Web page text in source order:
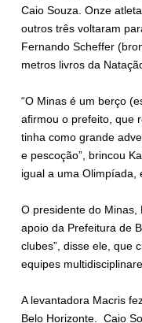
Caio Souza. Onze
outros três voltaram
Fernando Scheffer
metros livros da
“O Minas é um berço
afirmou o prefeito, que
tinha como grande
e pescoção”, brincou
igual a uma Olimpíada,
O presidente do Minas,
apoio da Prefeitura de
clubes”, disse ele, que
equipes
A levantadora Macris
Belo Horizonte. Caio